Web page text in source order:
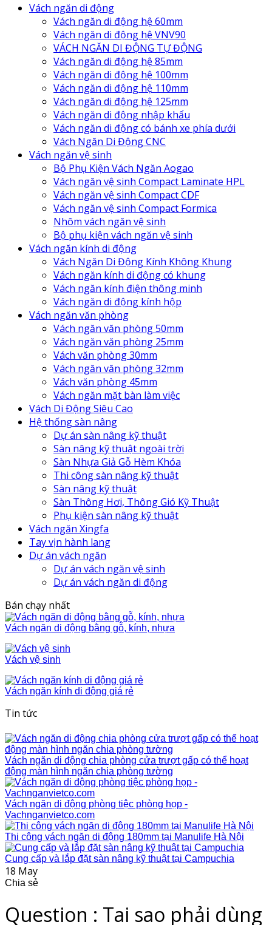
Vách ngăn di động
Vách ngăn di động hệ 60mm
Vách ngăn di động hệ VNV90
VÁCH NGĂN DI ĐỘNG TỰ ĐỘNG
Vách ngăn di động hệ 85mm
Vách ngăn di động hệ 100mm
Vách ngăn di động hệ 110mm
Vách ngăn di động hệ 125mm
Vách ngăn di động nhập khẩu
Vách ngăn di động có bánh xe phía dưới
Vách Ngăn Di Động CNC
Vách ngăn vệ sinh
Bộ Phụ Kiện Vách Ngăn Aogao
Vách ngăn vệ sinh Compact Laminate HPL
Vách ngăn vệ sinh Compact CDF
Vách ngăn vệ sinh Compact Formica
Nhôm vách ngăn vệ sinh
Bộ phụ kiện vách ngăn vệ sinh
Vách ngăn kính di động
Vách Ngăn Di Động Kính Không Khung
Vách ngăn kính di động có khung
Vách ngăn kính điện thông minh
Vách ngăn di động kính hộp
Vách ngăn văn phòng
Vách ngăn văn phòng 50mm
Vách ngăn văn phòng 25mm
Vách văn phòng 30mm
Vách ngăn văn phòng 32mm
Vách văn phòng 45mm
Vách ngăn mặt bàn làm việc
Vách Di Động Siêu Cao
Hệ thống sàn nâng
Dự án sàn nâng kỹ thuật
Sàn nâng kỹ thuật ngoài trời
Sàn Nhựa Giả Gỗ Hèm Khóa
Thi công sàn nâng kỹ thuật
Sàn nâng kỹ thuật
Sàn Thông Hơi, Thông Gió Kỹ Thuật
Phụ kiện sàn nâng kỹ thuật
Vách ngăn Xingfa
Tay vịn hành lang
Dự án vách ngăn
Dự án vách ngăn vệ sinh
Dự án vách ngăn di động
Bán chạy nhất
Vách ngăn di động bằng gỗ, kính, nhựa
Vách vệ sinh
Vách ngăn kính di động giá rẻ
Tin tức
Vách ngăn di động chia phòng cửa trượt gấp có thể hoạt
động màn hình ngăn chia phòng tường
Vách ngăn di động phòng tiệc phòng họp -
Vachnganvietco.com
Thi công vách ngăn di động 180mm tại Manulife Hà Nội
Cung cấp và lắp đặt sàn nâng kỹ thuật tại Campuchia
18 May
Chia sẻ
Question : Tai sao phải dùng